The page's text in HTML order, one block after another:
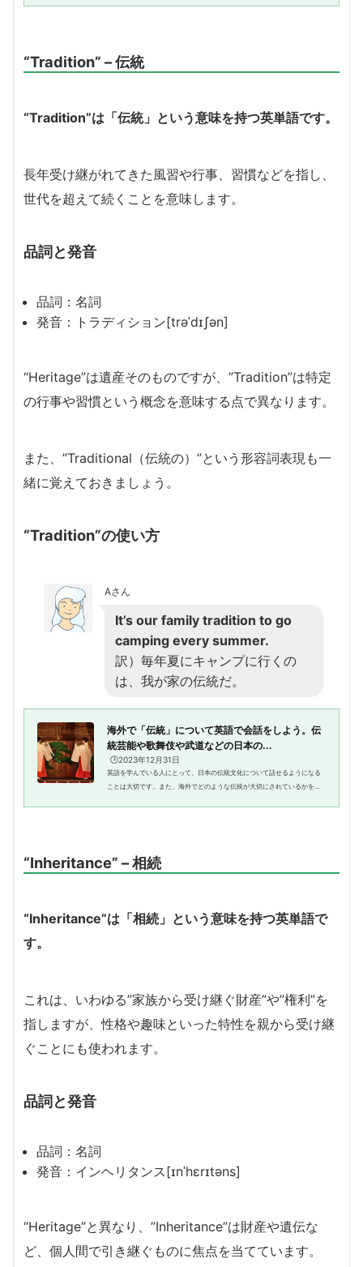
“Tradition” – 伝統
“Tradition”は「伝統」という意味を持つ英単語です。
長年受け継がれてきた風習や行事、習慣などを指し、
世代を超えて続くことを意味します。
品詞と発音
品詞：名詞
発音：トラディション[trəˈdɪʃən]
“Heritage”は遺産そのものですが、”Tradition”は特定
の行事や習慣という概念を意味する点で異なります。
また、”Traditional（伝統の）”という形容詞表現も一
緒に覚えておきましょう。
“Tradition”の使い方
Aさん
It’s our family tradition to go
camping every summer.
訳）毎年夏にキャンプに行くの
は、我が家の伝統だ。
海外で「伝統」について英語で会話をしよう。伝
統芸能や歌舞伎や武道などの日本の...
🕒️2023年12月31日
英語を学んでいる人にとって、日本の伝統文化について話せるようになる
ことは大切です。また、海外でどのような伝統が大切にされているかを理
“Inheritance” – 相続
“Inheritance”は「相続」という意味を持つ英単語で
す。
これは、いわゆる”家族から受け継ぐ財産”や”権利”を
指しますが、性格や趣味といった特性を親から受け継
ぐことにも使われます。
品詞と発音
品詞：名詞
発音：インヘリタンス[ɪnˈhɛrɪtəns]
“Heritage”と異なり、”Inheritance”は財産や遺伝な
ど、個人間で引き継ぐものに焦点を当てています。